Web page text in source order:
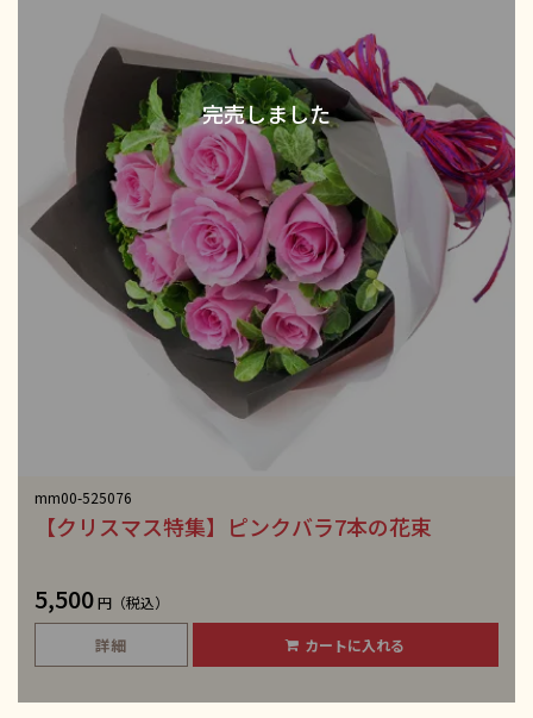
mm00-525076
【クリスマス特集】ピンクバラ7本の花束
5,500円（税込）
詳細 カートに入れる